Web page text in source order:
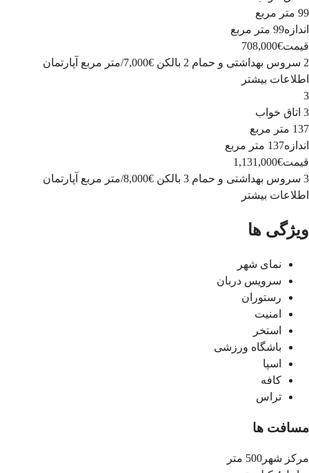
99 متر مربع
اندازه99 متر مربع
قیمت€708,000
2 سروس بهداشتی و حمام
2 بالکن €7,000
/متر مربع آپارتمان
اطلاعات بیشتر
3
3 اتاق خواب
137 متر مربع
اندازه137 متر مربع
قیمت€1,131,000
3 سروس بهداشتی و حمام
3 بالکن €8,000
/متر مربع آپارتمان
اطلاعات بیشتر
ویژگی ها
نمای شهر
سرویس دربان
رستوران
امنیت
استخر
باشگاه ورزشی
اسپا
کافه
تراس
مسافت ها
مرکز شهر 500 متر